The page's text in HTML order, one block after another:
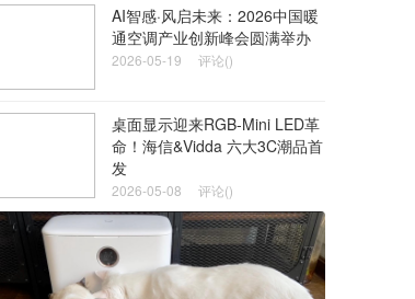
AI智感·风启未来：2026中国暖
通空调产业创新峰会圆满举办
2026-05-19 评论()
桌面显示迎来RGB-Mini LED革
命！海信&Vidda 六大3C潮品首
发
2026-05-08 评论()